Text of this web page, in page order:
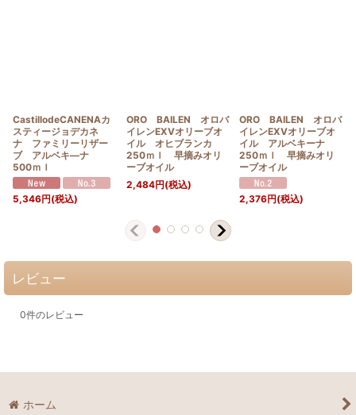
CastillodeCANENAカ
スティージョデカネ
ナ ファミリーリザー
ブ アルベキ―ナ
500ｍｌ
5,346円(税込)
ORO BAILEN オロバ
イレンEXVオリーブオ
イル オヒブランカ
250ｍｌ 早摘みオリ
ーブオイル
2,484円(税込)
ORO BAILEN オロバ
イレンEXVオリーブオ
イル アルベキーナ
250ｍｌ 早摘みオリ
ーブオイル
2,376円(税込)
レビュー
0件のレビュー
ホーム